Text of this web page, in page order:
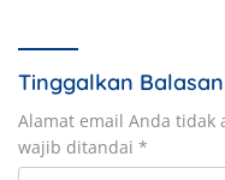
Tinggalkan Balasan
Alamat email Anda tidak
wajib ditandai *